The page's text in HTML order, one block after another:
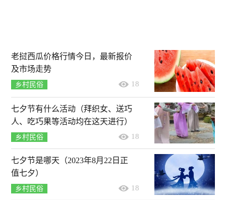
老挝西瓜价格行情今日，最新报价
及市场走势
乡村民俗 18
七夕节有什么活动（拜织女、送巧
人、吃巧果等活动均在这天进行）
乡村民俗 18
七夕节是哪天（2023年8月22日正
值七夕）
乡村民俗 18